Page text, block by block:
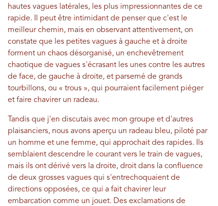
hautes vagues latérales, les plus impressionnantes de ce
rapide. Il peut être intimidant de penser que c'est le
meilleur chemin, mais en observant attentivement, on
constate que les petites vagues à gauche et à droite
forment un chaos désorganisé, un enchevêtrement
chaotique de vagues s'écrasant les unes contre les autres
de face, de gauche à droite, et parsemé de grands
tourbillons, ou « trous », qui pourraient facilement piéger
et faire chavirer un radeau.
Tandis que j'en discutais avec mon groupe et d'autres
plaisanciers, nous avons aperçu un radeau bleu, piloté par
un homme et une femme, qui approchait des rapides. Ils
semblaient descendre le courant vers le train de vagues,
mais ils ont dérivé vers la droite, droit dans la confluence
de deux grosses vagues qui s'entrechoquaient de
directions opposées, ce qui a fait chavirer leur
embarcation comme un jouet. Des exclamations de